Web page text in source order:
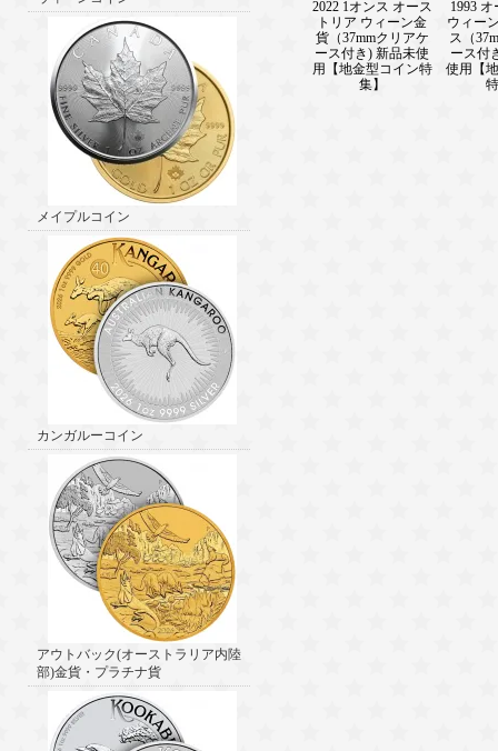
メイプルコイン
カンガルーコイン
アウトバック(オーストラリア内陸
部)金貨・プラチナ貨
2022 1オンス オース
トリア ウィーン金
貨（37mmクリアケ
ース付き) 新品未使
用【地金型コイン特
集】
1993
ウィー
ス（
ース付
使用【